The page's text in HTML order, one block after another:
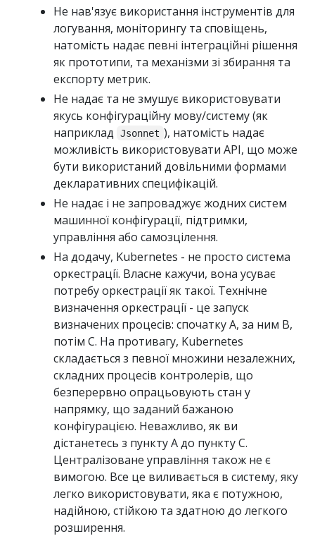
Не нав'язує використання інструментів для
логування, моніторингу та сповіщень,
натомість надає певні інтеграційні рішення
як прототипи, та механізми зі збирання та
експорту метрик.
Не надає та не змушує використовувати
якусь конфігураційну мову/систему (як
наприклад
Jsonnet ), натомість надає
можливість використовувати API, що може
бути використаний довільними формами
декларативних специфікацій.
Не надає і не запроваджує жодних систем
машинної конфігурації, підтримки,
управління або самозцілення.
На додачу, Kubernetes - не просто система
оркестрації. Власне кажучи, вона усуває
потребу оркестрації як такої. Технічне
визначення оркестрації - це запуск
визначених процесів: спочатку A, за ним B,
потім C. На противагу, Kubernetes
складається з певної множини незалежних,
складних процесів контролерів, що
безперервно опрацьовують стан у
напрямку, що заданий бажаною
конфігурацією. Неважливо, як ви
дістанетесь з пункту A до пункту C.
Централізоване управління також не є
вимогою. Все це виливається в систему, яку
легко використовувати, яка є потужною,
надійною, стійкою та здатною до легкого
розширення.